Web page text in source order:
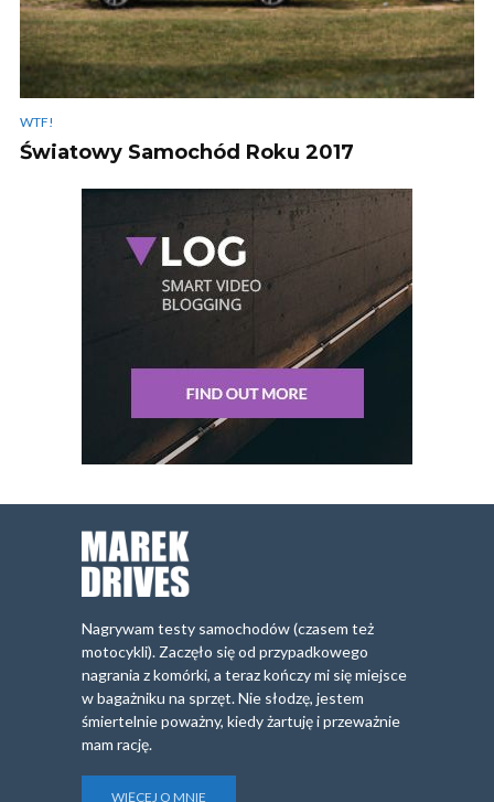
WTF!
Światowy Samochód Roku 2017
Nagrywam testy samochodów (czasem też
motocykli). Zaczęło się od przypadkowego
nagrania z komórki, a teraz kończy mi się miejsce
w bagażniku na sprzęt. Nie słodzę, jestem
śmiertelnie poważny, kiedy żartuję i przeważnie
mam rację.
WIĘCEJ O MNIE